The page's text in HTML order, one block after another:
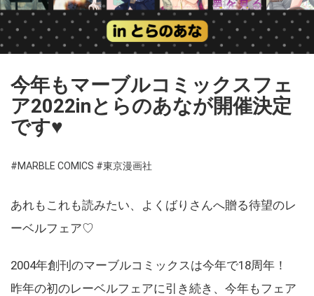
今年もマーブルコミックスフェ
ア2022inとらのあなが開催決定
です♥
#MARBLE COMICS #東京漫画社
あれもこれも読みたい、よくばりさんへ贈る待望のレ
ーベルフェア♡
2004年創刊のマーブルコミックスは今年で18周年！
昨年の初のレーベルフェアに引き続き、今年もフェア